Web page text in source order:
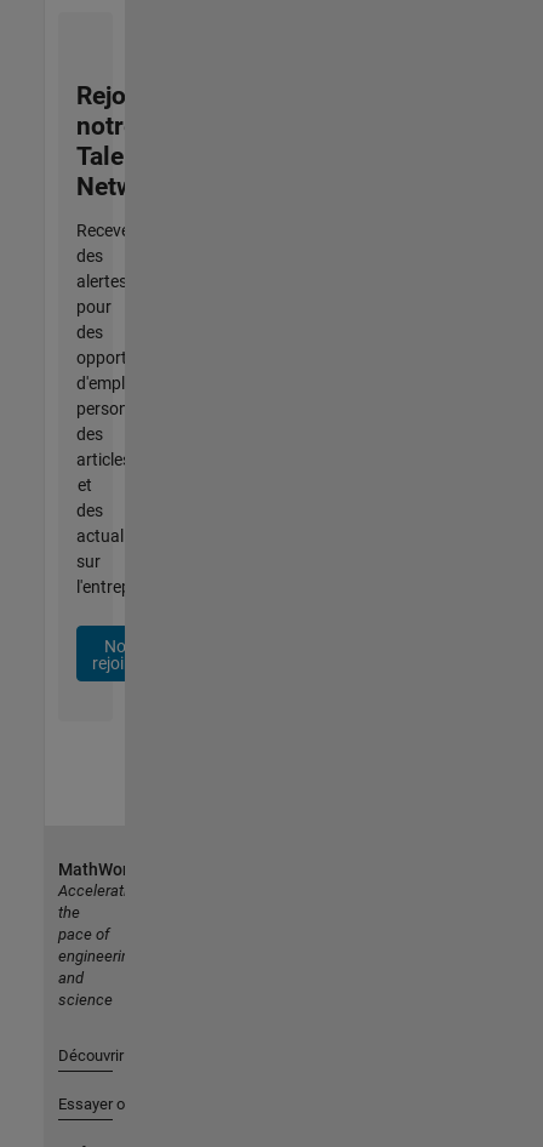
Rejoignez
notre
Talent
Network
Recevez
des
alertes
pour
des
opportunités
d'emploi
personnalisées,
des
articles
et
des
actualités
sur
l'entreprise.
Nous
rejoindre
MathWorks
Accelerating
the
pace of
engineering
and
science
Découvrir les produits
Essayer ou acheter